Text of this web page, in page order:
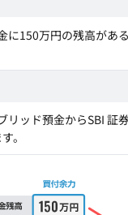
に150万円の残高があ
リッド預金からSBI 証
。